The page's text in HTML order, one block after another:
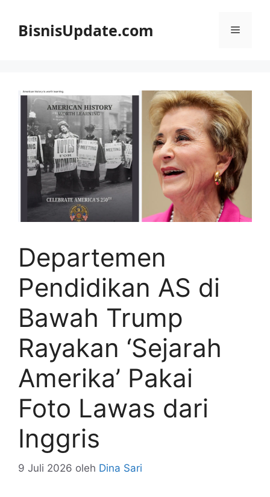
BisnisUpdate.com Menu
Departemen
Pendidikan AS di
Bawah Trump
Rayakan ‘Sejarah
Amerika’ Pakai
Foto Lawas dari
Inggris
9 Juli 2026 oleh Dina Sari